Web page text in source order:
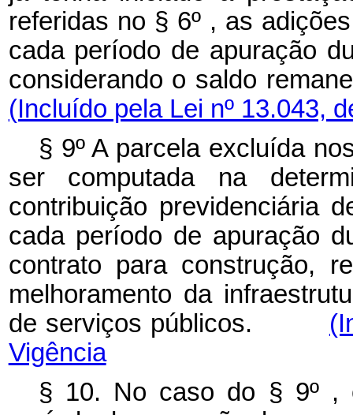
referidas no § 6º , as
cada período de apuração
considerando o saldo
(Incluído pela Lei nº 13.043,
§ 9º A parcela excluída
ser computada na
contribuição previdenciária
cada período de apuração
contrato para construção,
melhoramento da
de serviços públicos.
Vigência
§ 10. No caso do § 9º ,